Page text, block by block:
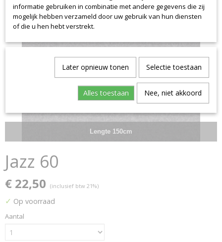
Lengte 150cm
Jazz 60
€ 22,50 (inclusief btw 21%)
✓ Op voorraad
Aantal
informatie gebruiken in combinatie met andere gegevens die zij
mogelijk hebben verzameld door uw gebruik van hun diensten
of die u hen hebt verstrekt.
Later opnieuw tonen Selectie toestaan
Alles toestaan Nee, niet akkoord